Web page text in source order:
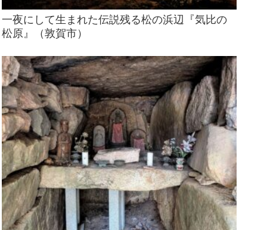
一夜にして生まれた伝説残る松の浜辺『気比の
松原』（敦賀市）